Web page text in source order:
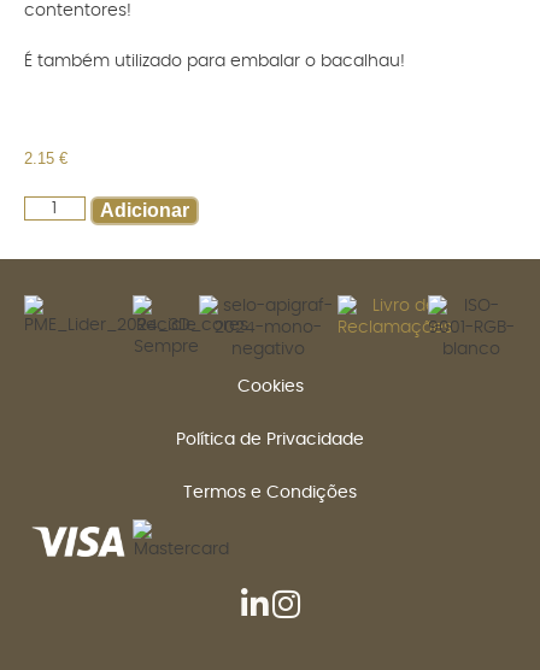
contentores!
É também utilizado para embalar o bacalhau!
2.15 €
Adicionar
Cookies
Política de Privacidade
Termos e Condições